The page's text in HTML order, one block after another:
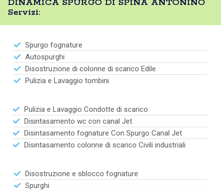
DINAMICA SPURGO DI SPINA ANTONINO
Servizi:
Spurgo fognature
Autospurghi
Disostruzione di colonne di scarico Edile
Pulizia e Lavaggio tombini
Pulizia e Lavaggio Condotte di scarico
Disintasamento wc con canal Jet
Disintasamento fognature Con Spurgo Canal Jet
Disintasamento colonne di scarico Civili industriali
Disostruzione e sblocco fognature
Spurghi